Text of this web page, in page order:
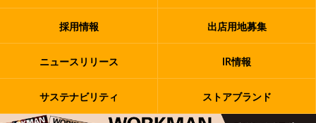
採用情報 出店用地募集
ニュースリリース IR情報
サステナビリティ ストアブランド